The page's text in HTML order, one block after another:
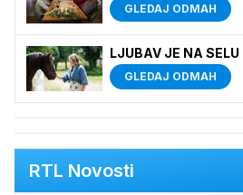
GLEDAJ ODMAH
LJUBAV JE NA SELU
GLEDAJ ODMAH
RTL Novosti